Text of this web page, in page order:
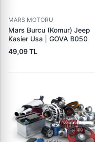
MARS MOTORU
Mars Burcu (Komur) Jeep
Kasier Usa | GOVA B050
49,09 TL